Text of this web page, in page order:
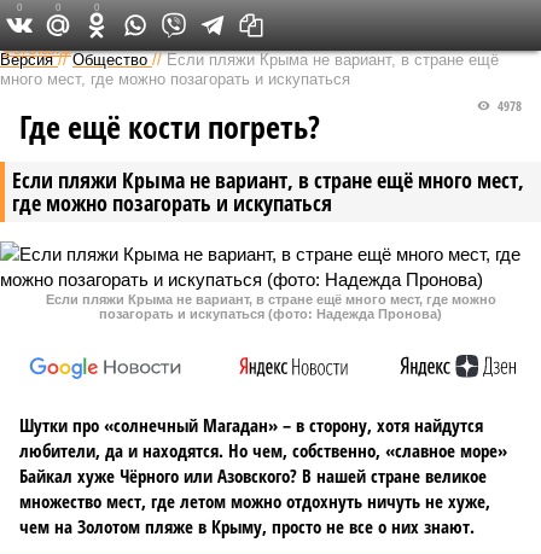
Федеральный выпуск
Версия //Общество //Если пляжи Крыма не вариант, в стране ещё
много мест, где можно позагорать и искупаться
Если пляжи Крыма не вариант, в стране ещё много мест,
где можно позагорать и искупаться
4978
Где ещё кости погреть?
Если пляжи Крыма не вариант, в стране ещё много мест, где можно
позагорать и искупаться (фото: Надежда Пронова)
Шутки про «солнечный Магадан» – в сторону, хотя найдутся
любители, да и находятся. Но чем, собственно, «славное море»
Байкал хуже Чёрного или Азовского? В нашей стране великое
множество мест, где летом можно отдохнуть ничуть не хуже,
чем на Золотом пляже в Крыму, просто не все о них знают.
0 0 0